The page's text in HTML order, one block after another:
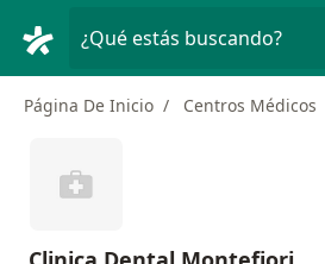
¿Qué estás buscando?
Página De Inicio Centros Médicos